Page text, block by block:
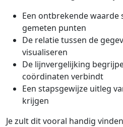
Een ontbrekende waarde
gemeten punten
De relatie tussen de
visualiseren
De lijnvergelijking
coördinaten verbindt
Een stapsgewijze uitleg
krijgen
Je zult dit vooral handig